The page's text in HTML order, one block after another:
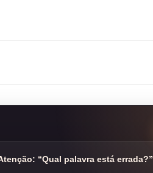
“Qual palavra está errada?”